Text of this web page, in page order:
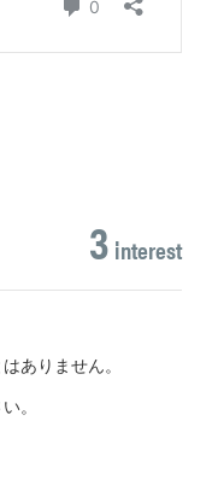
3 interest
ありません。
。